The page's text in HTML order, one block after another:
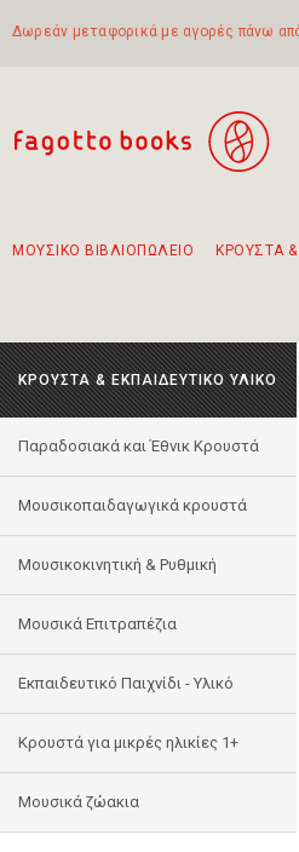
Δωρεάν μεταφορικά με αγορές πάνω
ΜΟΥΣΙΚΟ ΒΙΒΛΙΟΠΩΛΕΙΟ ΚΡΟΥΣΤΑ &
ΚΡΟΥΣΤΑ & ΕΚΠΑΙΔΕΥΤΙΚΟ ΥΛΙΚΟ
Παραδοσιακά και Έθνικ Κρουστά
Μουσικοπαιδαγωγικά κρουστά
Μουσικοκινητική & Ρυθμική
Μουσικά Επιτραπέζια
Εκπαιδευτικό Παιχνίδι - Υλικό
Κρουστά για μικρές ηλικίες 1+
Mουσικά ζώακια